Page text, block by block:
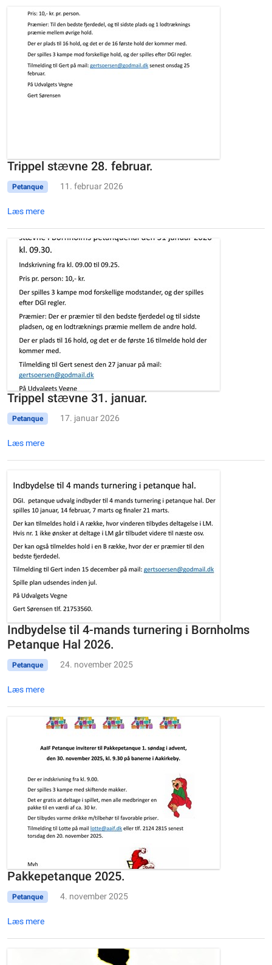
Trippel stævne 28. februar.
Petanque 11. februar 2026
Læs mere
Trippel stævne 31. januar.
Petanque 17. januar 2026
Læs mere
Indbydelse til 4-mands turnering i Bornholms
Petanque Hal 2026.
Petanque 24. november 2025
Læs mere
Pakkepetanque 2025.
Petanque 4. november 2025
Læs mere